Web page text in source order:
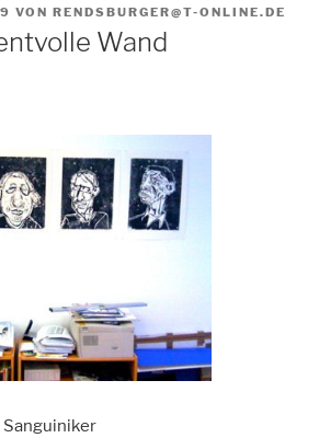
VON RENDSBURGER@T-ONLINE.DE
Wand
Sanguiniker